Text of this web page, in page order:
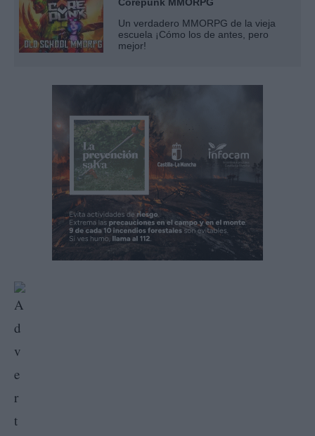
Un verdadero MMORPG de la vieja
escuela ¡Cómo los de antes, pero
mejor!